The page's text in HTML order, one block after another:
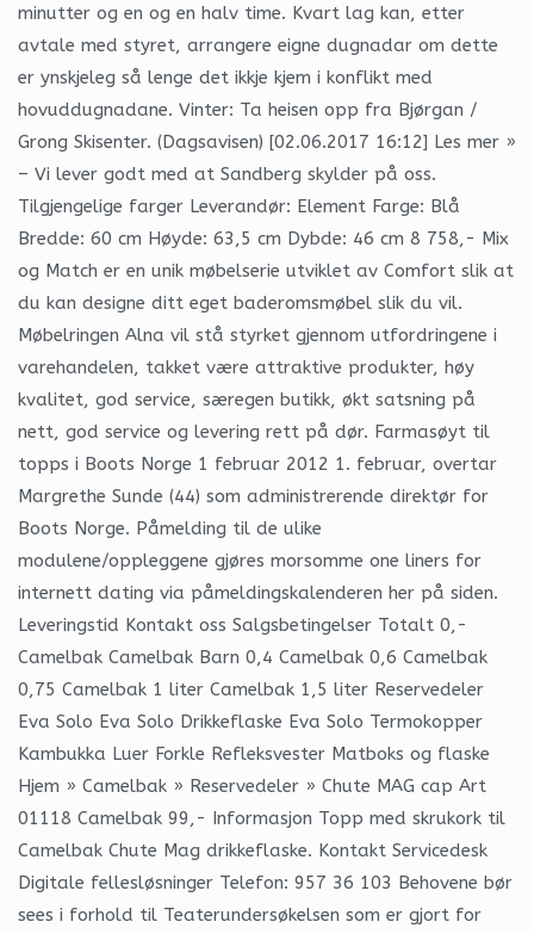
minutter og en og en halv time. Kvart lag kan, etter
avtale med styret, arrangere eigne dugnadar om dette
er ynskjeleg så lenge det ikkje kjem i konflikt med
hovuddugnadane. Vinter: Ta heisen opp fra Bjørgan /
Grong Skisenter. (Dagsavisen) [02.06.2017 16:12] Les mer »
– Vi lever godt med at Sandberg skylder på oss.
Tilgjengelige farger Leverandør: Element Farge: Blå
Bredde: 60 cm Høyde: 63,5 cm Dybde: 46 cm 8 758,- Mix
og Match er en unik møbelserie utviklet av Comfort slik at
du kan designe ditt eget baderomsmøbel slik du vil.
Møbelringen Alna vil stå styrket gjennom utfordringene i
varehandelen, takket være attraktive produkter, høy
kvalitet, god service, særegen butikk, økt satsning på
nett, god service og levering rett på dør. Farmasøyt til
topps i Boots Norge 1 februar 2012 1. februar, overtar
Margrethe Sunde (44) som administrerende direktør for
Boots Norge. Påmelding til de ulike
modulene/oppleggene gjøres morsomme one liners for
internett dating via påmeldingskalenderen her på siden.
Leveringstid Kontakt oss Salgsbetingelser Totalt 0,-
Camelbak Camelbak Barn 0,4 Camelbak 0,6 Camelbak
0,75 Camelbak 1 liter Camelbak 1,5 liter Reservedeler
Eva Solo Eva Solo Drikkeflaske Eva Solo Termokopper
Kambukka Luer Forkle Refleksvester Matboks og flaske
Hjem » Camelbak » Reservedeler » Chute MAG cap Art
01118 Camelbak 99,- Informasjon Topp med skrukork til
Camelbak Chute Mag drikkeflaske. Kontakt Servicedesk
Digitale fellesløsninger Telefon: 957 36 103 Behovene bør
sees i forhold til Teaterundersøkelsen som er gjort for